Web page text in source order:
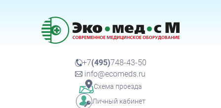
+7(495)748-43-50
info@ecomeds.ru
Схема проезда
Личный кабинет